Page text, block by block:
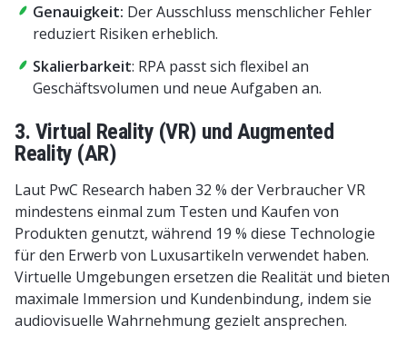
Genauigkeit: Der Ausschluss menschlicher Fehler
reduziert Risiken erheblich.
Skalierbarkeit: RPA passt sich flexibel an
Geschäftsvolumen und neue Aufgaben an.
3. Virtual Reality (VR) und Augmented
Reality (AR)
Laut PwC Research haben 32 % der Verbraucher VR
mindestens einmal zum Testen und Kaufen von
Produkten genutzt, während 19 % diese Technologie
für den Erwerb von Luxusartikeln verwendet haben.
Virtuelle Umgebungen ersetzen die Realität und bieten
maximale Immersion und Kundenbindung, indem sie
audiovisuelle Wahrnehmung gezielt ansprechen.